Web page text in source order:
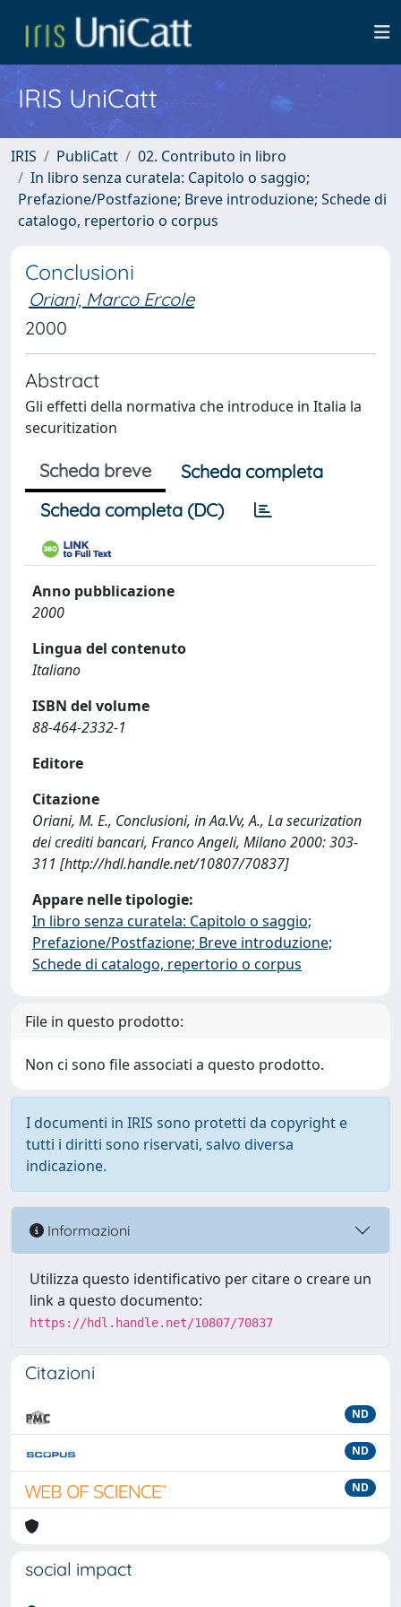
IRIS UniCatt
IRIS PubliCatt
02. Contributo in libro
In libro senza curatela: Capitolo o saggio;
Prefazione/Postfazione; Breve introduzione; Schede di
catalogo, repertorio o corpus
Conclusioni
Oriani, Marco Ercole
2000
Abstract
Gli effetti della normativa che introduce in Italia la
securitization
Scheda breve
Scheda completa
Scheda completa (DC)
Anno pubblicazione
2000
Lingua del contenuto
Italiano
ISBN del volume
88-464-2332-1
Editore
Citazione
Oriani, M. E., Conclusioni, in Aa.Vv, A., La securization
dei crediti bancari, Franco Angeli, Milano 2000: 303-
311 [http://hdl.handle.net/10807/70837]
Appare nelle tipologie:
In libro senza curatela: Capitolo o saggio;
Prefazione/Postfazione; Breve introduzione;
Schede di catalogo, repertorio o corpus
File in questo prodotto:
Non ci sono file associati a questo prodotto.
I documenti in IRIS sono protetti da copyright e
tutti i diritti sono riservati, salvo diversa
indicazione.
Informazioni
Utilizza questo identificativo per citare o creare un
link a questo documento:
https://hdl.handle.net/10807/70837
Citazioni
ND
ND
ND
social impact